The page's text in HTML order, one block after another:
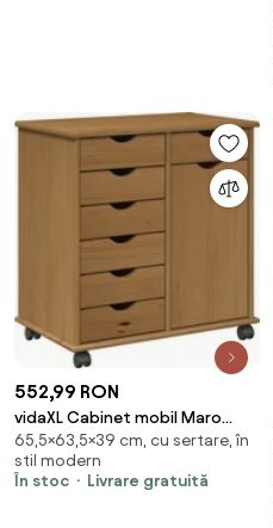
552,99 RON
vidaXL Cabinet mobil Maro
miere 63,5 x 39 x 65,5 cm Lemn
de pin masiv
65,5×63,5×39 cm, cu sertare, în
stil modern
În stoc
Livrare gratuită